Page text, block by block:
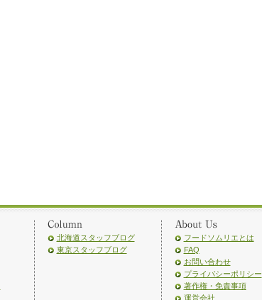
北海道スタッフブログ
東京スタッフブログ
フードソムリエとは
FAQ
お問い合わせ
プライバシーポリシー
著作権・免責事項
運営会社